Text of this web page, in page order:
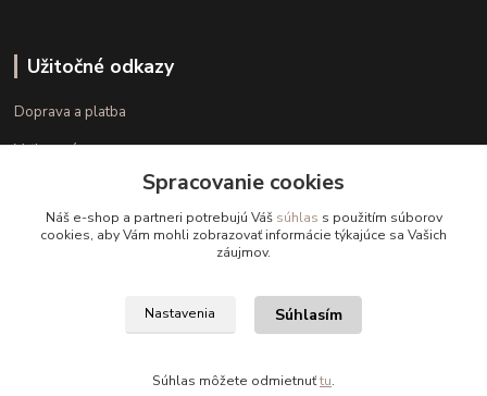
Užitočné odkazy
Doprava a platba
Veľkostné parametre
+421 948 126 423
(Po.-Pi. 10.00 - 15.00)
info@kvalitnaBielizen.sk
Spracovanie cookies
Náš e-shop a partneri potrebujú Váš súhlas s použitím súborov
cookies, aby Vám mohli zobrazovať informácie týkajúce sa Vašich
záujmov.
Nastavenia Súhlasím
Súhlas môžete odmietnuťtu.